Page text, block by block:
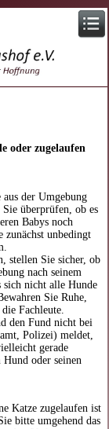
oder zugelaufen
der Umgebung
überprüfen, ob es
Babys noch
zunächst unbedingt
stellen Sie sicher, ob
nach seinem
sich nicht alle Hunde
Sie Ruhe,
Fachleute.
den Fund nicht bei
Polizei) meldet,
gerade
oder seinen
Katze zugelaufen ist
bitte umgehend das